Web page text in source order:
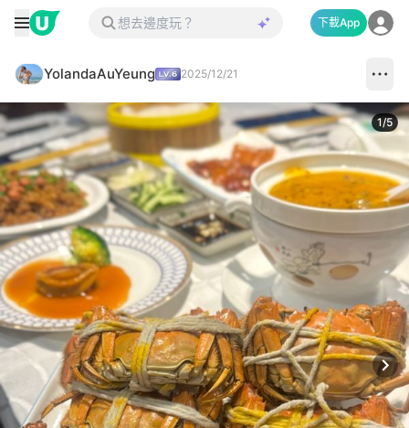
下載App
YolandaAuYeung 2025/12/21
1/5